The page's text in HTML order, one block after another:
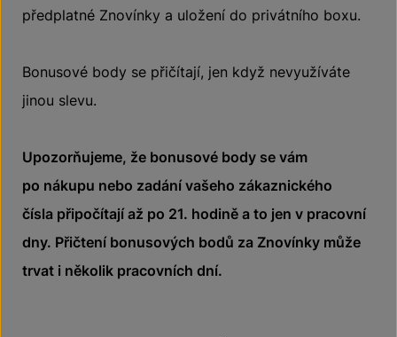
předplatné Znovínky a uložení do privátního boxu.
Bonusové body se přičítají, jen když nevyužíváte
jinou slevu.
Upozorňujeme, že bonusové body se vám
po nákupu nebo zadání vašeho zákaznického
čísla připočítají až po 21. hodině a to jen v pracovní
dny. Přičtení bonusových bodů za Znovínky může
trvat i několik pracovních dní.